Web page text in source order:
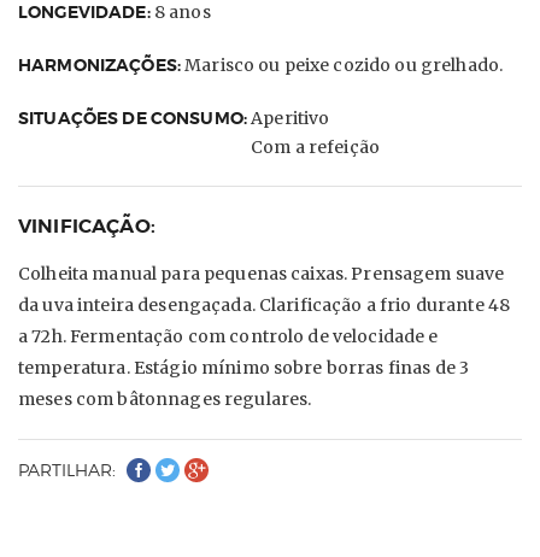
LONGEVIDADE: 8 anos
HARMONIZAÇÕES:Marisco ou peixe cozido ou grelhado.
SITUAÇÕES DE CONSUMO:Aperitivo
Com a refeição
VINIFICAÇÃO:
Colheita manual para pequenas caixas. Prensagem suave
da uva inteira desengaçada. Clarificação a frio durante 48
a 72h. Fermentação com controlo de velocidade e
temperatura. Estágio mínimo sobre borras finas de 3
meses com bâtonnages regulares.
PARTILHAR: